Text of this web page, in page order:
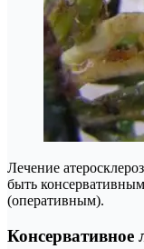
Лечение
быть
(оперативным).
Консервативное